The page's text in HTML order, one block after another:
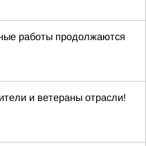
работы продолжаются
и ветераны отрасли!